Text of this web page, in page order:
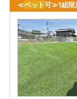
≪ペット可≫1組限